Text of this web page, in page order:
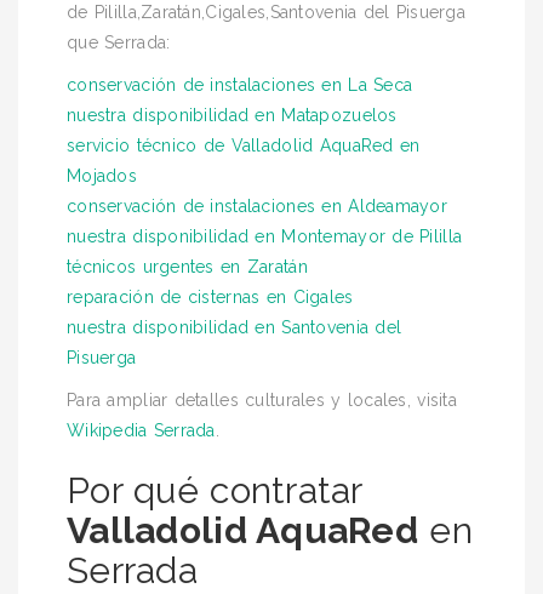
de Pililla,Zaratán,Cigales,Santovenia del Pisuerga
que Serrada:
conservación de instalaciones en La Seca
nuestra disponibilidad en Matapozuelos
servicio técnico de Valladolid AquaRed en
Mojados
conservación de instalaciones en Aldeamayor
nuestra disponibilidad en Montemayor de Pililla
técnicos urgentes en Zaratán
reparación de cisternas en Cigales
nuestra disponibilidad en Santovenia del
Pisuerga
Para ampliar detalles culturales y locales, visita
Wikipedia Serrada
Por qué contratar
Valladolid AquaRed en
Serrada